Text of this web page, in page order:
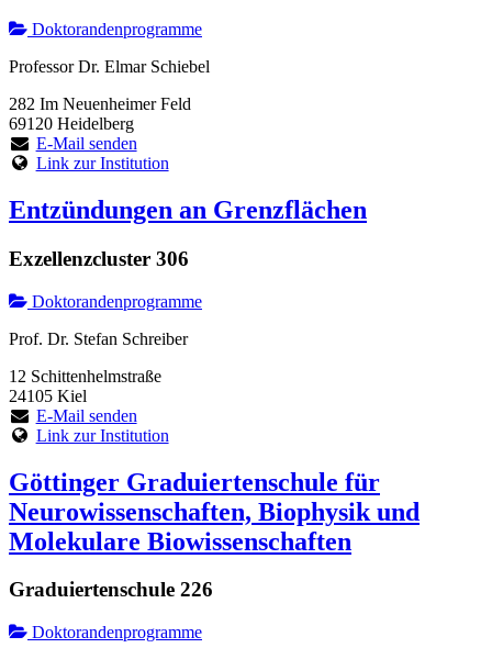
Doktorandenprogramme
Professor Dr. Elmar Schiebel
282 Im Neuenheimer Feld
69120 Heidelberg
E-Mail senden
Link zur Institution
Entzündungen an Grenzflächen
Exzellenzcluster 306
Doktorandenprogramme
Prof. Dr. Stefan Schreiber
12 Schittenhelmstraße
24105 Kiel
E-Mail senden
Link zur Institution
Göttinger Graduiertenschule für
Neurowissenschaften, Biophysik und
Molekulare Biowissenschaften
Graduiertenschule 226
Doktorandenprogramme